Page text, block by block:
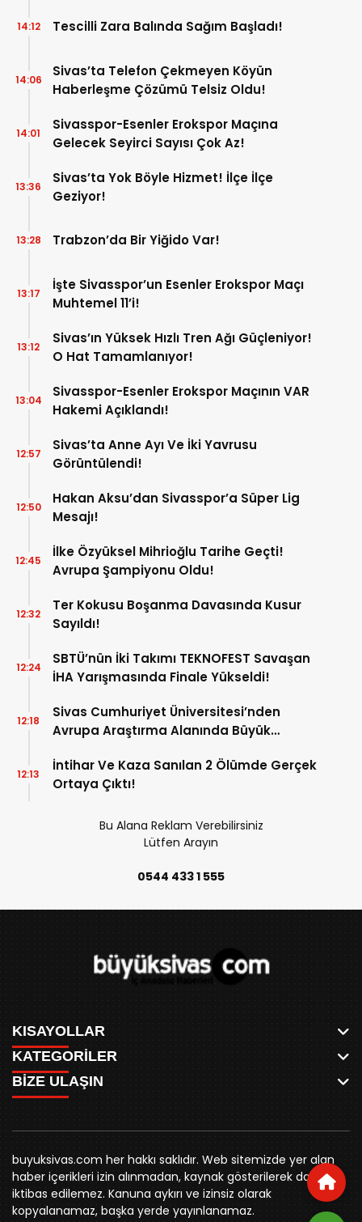
Tescilli Zara Balında Sağım Başladı!
14:12
Sivas’ta Telefon Çekmeyen Köyün
Haberleşme Çözümü Telsiz Oldu!
14:06
Sivasspor-Esenler Erokspor Maçına
Gelecek Seyirci Sayısı Çok Az!
14:01
Sivas’ta Yok Böyle Hizmet! İlçe İlçe
Geziyor!
13:36
Trabzon’da Bir Yiğido Var!
13:28
İşte Sivasspor’un Esenler Erokspor Maçı
Muhtemel 11’i!
13:17
Sivas’ın Yüksek Hızlı Tren Ağı Güçleniyor!
O Hat Tamamlanıyor!
13:12
Sivasspor-Esenler Erokspor Maçının VAR
Hakemi Açıklandı!
13:04
Sivas’ta Anne Ayı Ve İki Yavrusu
Görüntülendi!
12:57
Hakan Aksu’dan Sivasspor’a Süper Lig
Mesajı!
12:50
İlke Özyüksel Mihrioğlu Tarihe Geçti!
Avrupa Şampiyonu Oldu!
12:45
Ter Kokusu Boşanma Davasında Kusur
Sayıldı!
12:32
SBTÜ’nün İki Takımı TEKNOFEST Savaşan
İHA Yarışmasında Finale Yükseldi!
12:24
Sivas Cumhuriyet Üniversitesi’nden
Avrupa Araştırma Alanında Büyük
12:18
İntihar Ve Kaza Sanılan 2 Ölümde Gerçek
Ortaya Çıktı!
12:13
Bu Alana Reklam Verebilirsiniz
Lütfen Arayın
0544 433 1 555
KISAYOLLAR
ANASAYFA
AKSU CANLI
MEYDAN CANLI
MEDRESELER CANLI
MERAKÜM CANLI
YUKARI TEKKE CANLI
KURUMSAL KİMLİK
REKLAM FİYATLARI
BİZE ULAŞIN
KATEGORİLER
WHATSAPP
SPOR
SİYASET
BELEDİYE
SİVAS VALİLİĞİ
ÜNİVERSİTE
KURUMLAR
STK
BİZE ULAŞIN
0346 221 00 60
buyuksivashaber@gmail.com
Örtülüpınar Mah. İnönü Bulvarı Özkahya Apt. Kat:3 D:7
Sivas
buyuksivas.com her hakkı saklıdır. Web sitemizde yer alan
haber içerikleri izin alınmadan, kaynak gösterilerek dahi
iktibas edilemez. Kanuna aykırı ve izinsiz olarak
kopyalanamaz, başka yerde yayınlanamaz.